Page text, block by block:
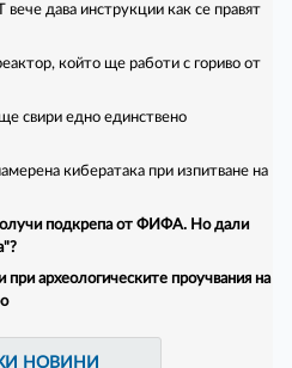
дава инструкции как се правят
който ще работи с гориво от
свири едно единствено
кибератака при изпитване на
подкрепа от ФИФА. Но дали
при археологическите проучвания на
НОВИНИ